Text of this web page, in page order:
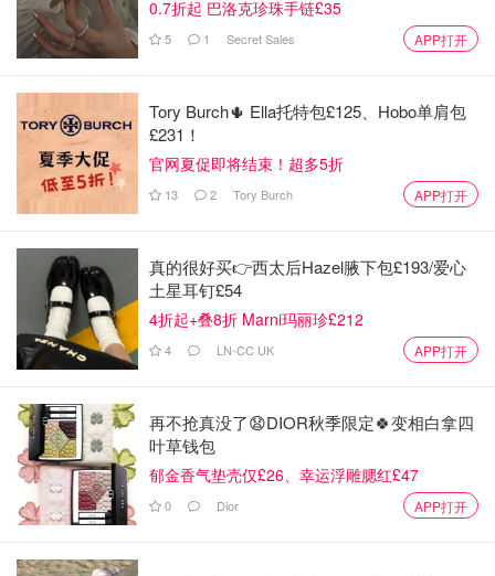
0.7折起 巴洛克珍珠手链£35
5 1 Secret Sales APP打开
Tory Burch🌵 Ella托特包£125、Hobo单肩包
£231！
官网夏促即将结束！超多5折
13 2 Tory Burch APP打开
真的很好买👉西太后Hazel腋下包£193/爱心
土星耳钉£54
4折起+叠8折 Marni玛丽珍£212
4 LN-CC UK APP打开
再不抢真没了😧DIOR秋季限定🍀变相白拿四
叶草钱包
郁金香气垫壳仅£26、幸运浮雕腮红£47
0 Dior APP打开